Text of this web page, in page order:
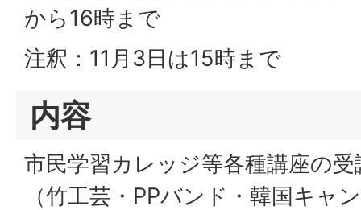
から16時まで
注釈：11月3日は15時まで
内容
市民学習カレッジ等各種講座の
（竹工芸・PPバンド・韓国キャ